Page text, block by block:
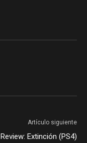
Artículo siguiente
Review: Extinción (PS4)